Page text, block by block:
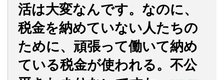
活は大変なんです。 なのに、
税金を納めていない人たちの
ために、頑張って働いて納め
ている税金が使われる。不公